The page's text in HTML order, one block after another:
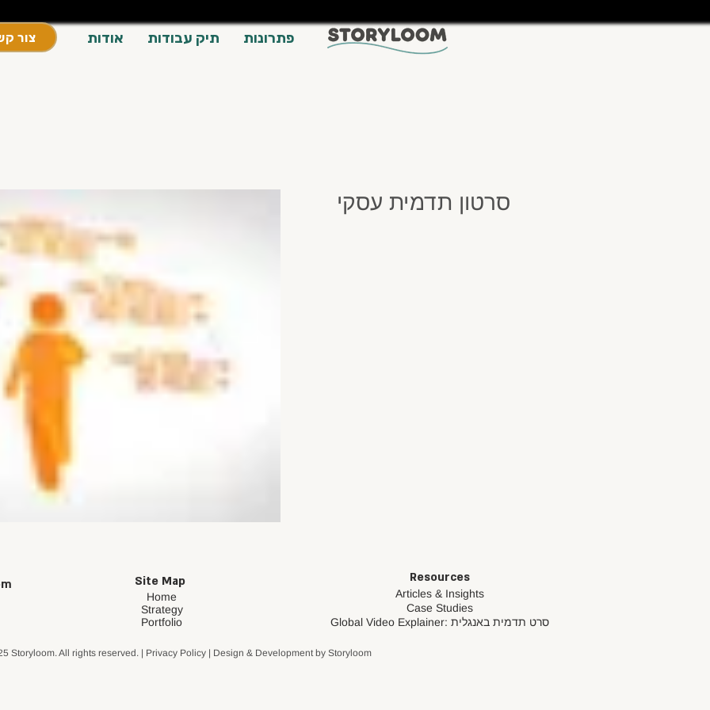
צור פתרונות תיק עבודות אודות
סרטון תדמית עסקי
Site Map
Home
Strategy
Portfolio
Resources
Articles & Insights
Case Studies
Global Video Explainer: סרט תדמית באנגלית
Storyloom. All rights reserved. | Privacy Policy | Design & Development by Storyloom